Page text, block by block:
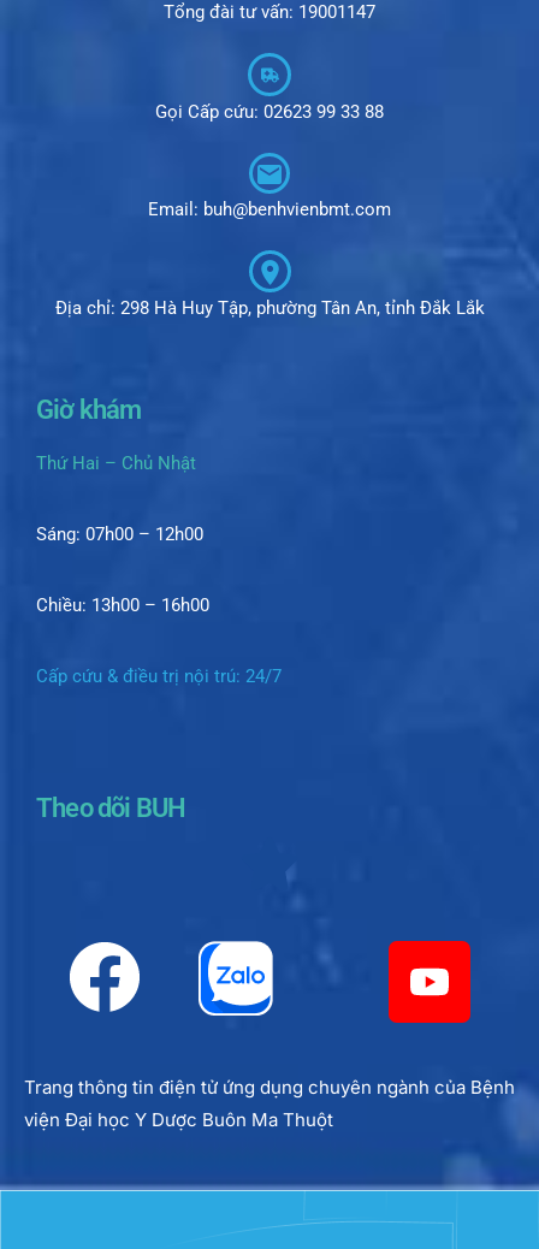
Tổng đài tư vấn: 19001147
Gọi Cấp cứu: 02623 99 33 88
Email: buh@benhvienbmt.com
Địa chỉ: 298 Hà Huy Tập, phường Tân An, tỉnh Đắk Lắk
Giờ khám
Thứ Hai – Chủ Nhật
Sáng: 07h00 – 12h00
Chiều: 13h00 – 16h00
Cấp cứu & điều trị nội trú: 24/7
Theo dõi BUH
Trang thông tin điện tử ứng dụng chuyên ngành của Bệnh
viện Đại học Y Dược Buôn Ma Thuột